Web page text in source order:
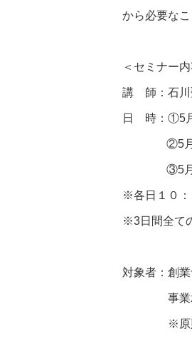
から必要なこ
＜セミナー内
講 師：石川
日 時：①5月
②5
③5
※各日１０：
※3日間全て
対象者：創
事業承継
※原則と